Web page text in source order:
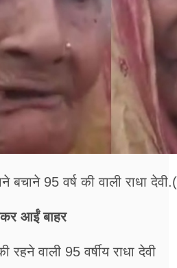
95 वर्ष की वाली राधा
आईं बाहर
वाली 95 वर्षीय राधा देवी